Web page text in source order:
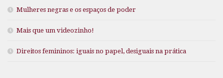
Mulheres negras e os espaços de poder
Mais que um videozinho!
Direitos femininos: iguais no papel, desiguais na prática